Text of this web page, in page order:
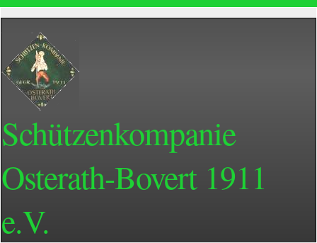
Schützenkompanie
Osterath-Bovert 1911
e.V.